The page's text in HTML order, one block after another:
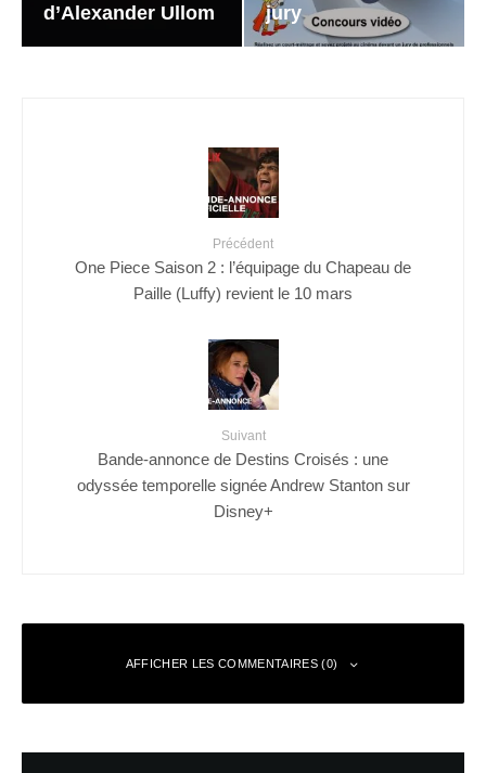
d’Alexander Ullom
jury
Précédent
One Piece Saison 2 : l’équipage du Chapeau de
Paille (Luffy) revient le 10 mars
Suivant
Bande-annonce de Destins Croisés : une
odyssée temporelle signée Andrew Stanton sur
Disney+
AFFICHER LES COMMENTAIRES (0)